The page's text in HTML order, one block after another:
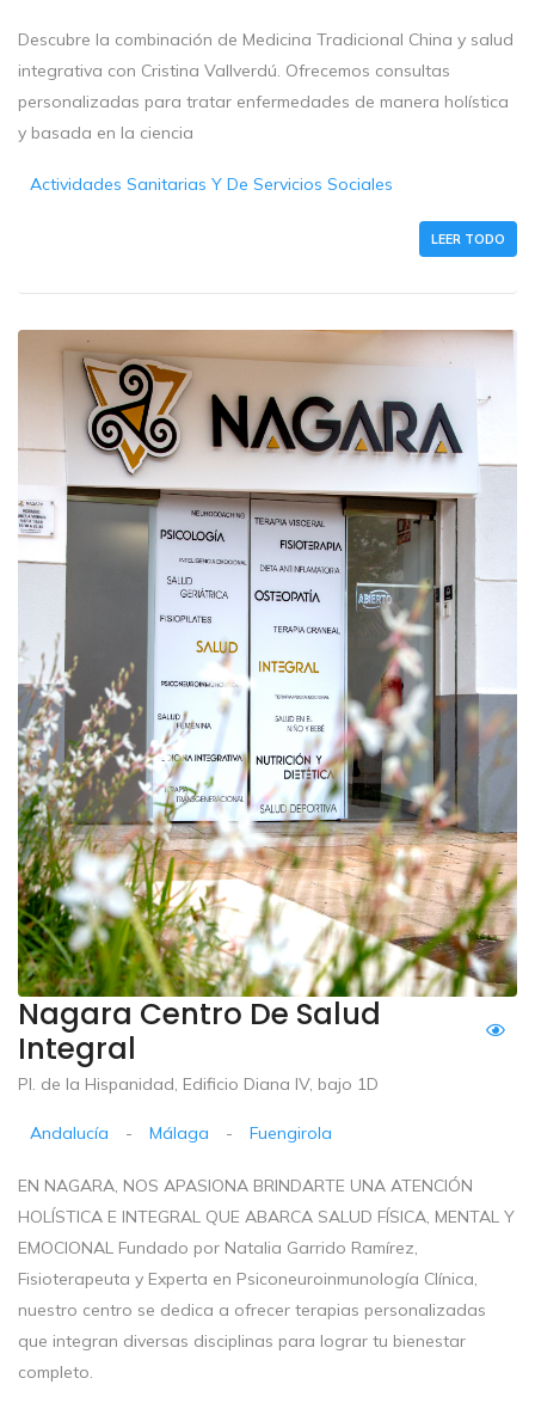
Descubre la combinación de Medicina Tradicional China y salud
integrativa con Cristina Vallverdú. Ofrecemos consultas
personalizadas para tratar enfermedades de manera holística
y basada en la ciencia
Actividades Sanitarias Y De Servicios Sociales
LEER TODO
Nagara Centro De Salud
Integral
Pl. de la Hispanidad, Edificio Diana IV, bajo 1D
Andalucía - Málaga - Fuengirola
EN NAGARA, NOS APASIONA BRINDARTE UNA ATENCIÓN
HOLÍSTICA E INTEGRAL QUE ABARCA SALUD FÍSICA, MENTAL Y
EMOCIONAL Fundado por Natalia Garrido Ramírez,
Fisioterapeuta y Experta en Psiconeuroinmunología Clínica,
nuestro centro se dedica a ofrecer terapias personalizadas
que integran diversas disciplinas para lograr tu bienestar
completo.